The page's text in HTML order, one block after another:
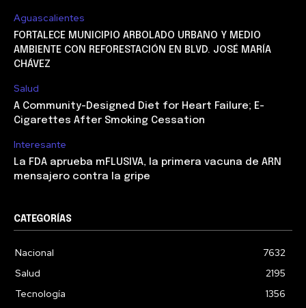
Aguascalientes
FORTALECE MUNICIPIO ARBOLADO URBANO Y MEDIO
AMBIENTE CON REFORESTACIÓN EN BLVD. JOSÉ MARÍA
CHÁVEZ
Salud
A Community-Designed Diet for Heart Failure; E-
Cigarettes After Smoking Cessation
Interesante
La FDA aprueba mFLUSIVA, la primera vacuna de ARN
mensajero contra la gripe
CATEGORÍAS
Nacional
7632
Salud
2195
Tecnología
1356